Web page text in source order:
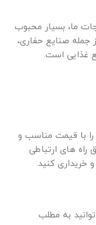
ما، بسیار محبوب
جمله صنایع حفاری،
غذایی است.
با قیمت مناسب و
های ارتباطی
کنید.
به مطلب